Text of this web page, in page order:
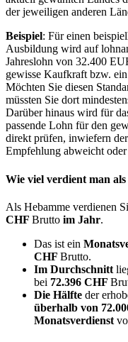
der jeweiligen anderen
Beispiel: Für einen
Ausbildung wird auf
Jahreslohn von 32.400
gewisse Kaufkraft bzw.
Möchten Sie diesen
müssten Sie dort
Darüber hinaus wird für
passende Lohn für den
direkt prüfen, inwiefern
Empfehlung abweicht
Wie viel verdient man als
Als Hebamme verdienen
CHF Brutto im Jahr.
Das ist ein
CHF Brutto.
Im Durchschnitt
bei 72.396 CHF
Die Hälfte der
überhalb von
Monatsverdienst